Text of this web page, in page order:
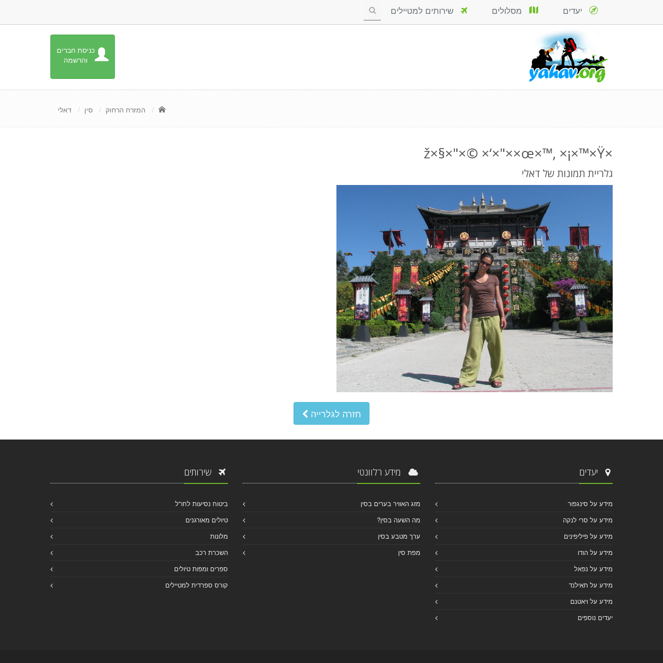
כניסת חברים
והרשמה
יעדים מסלולים שירותים למטיילים
המזרח הרחוק סין דאלי
×ž×§×"×© ×‘×"××œ×™, ×¡×™×Ÿ
גלריית תמונות של דאלי
חזרה לגלרייה
יעדים
מידע על סינגפור
מידע על סרי לנקה
מידע על פיליפינים
מידע על הודו
מידע על נפאל
מידע על תאילנד
מידע על ויאטנם
יעדים נוספים
מידע רלוונטי
מזג האוויר בערים בסין
מה השעה בסין?
ערך מטבע בסין
מפת סין
שירותים
ביטוח נסיעות לחו"ל
טיולים מאורגנים
מלונות
השכרת רכב
ספרים ומפות טיולים
קורס ספרדית למטיילים